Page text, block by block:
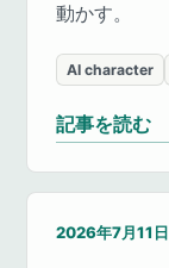
動かす。
AI character
記事を読む
2026年7月11日